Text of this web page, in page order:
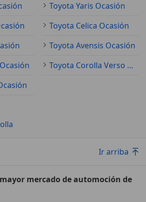
Toyota Yaris Ocasión
Toyota Celica Ocasión
Toyota Avensis Ocasión
Toyota Corolla Verso Ocasión
Ir arriba
mercado de automoción de